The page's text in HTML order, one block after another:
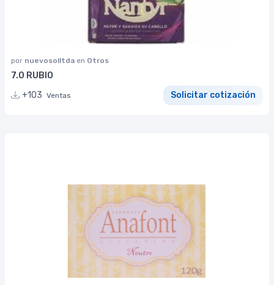
por nuevosolltda en Otros
7.0 RUBIO
+103 Ventas Solicitar cotización